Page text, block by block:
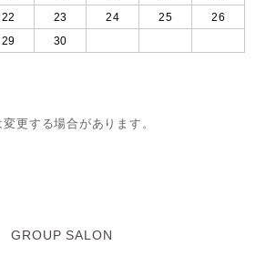
22 23 24 25
26
29 30
更する場合があります。
GROUP SALON